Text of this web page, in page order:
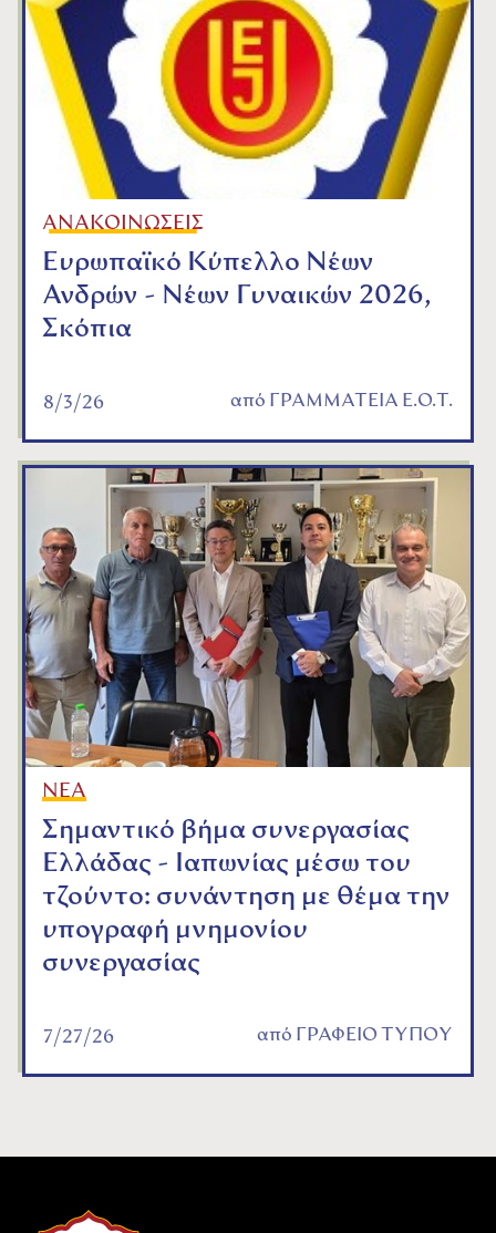
ΑΝΑΚΟΙΝΩΣΕΙΣ
Ευρωπαϊκό Κύπελλο Νέων
Ανδρών - Νέων Γυναικών 2026,
Σκόπια
8/3/26 από ΓΡΑΜΜΑΤΕΙΑ Ε.Ο.Τ.
ΝΕΑ
Σημαντικό βήμα συνεργασίας
Ελλάδας - Ιαπωνίας μέσω του
τζούντο: συνάντηση με θέμα την
υπογραφή μνημονίου
συνεργασίας
7/27/26 από ΓΡΑΦΕΙΟ ΤΥΠΟΥ